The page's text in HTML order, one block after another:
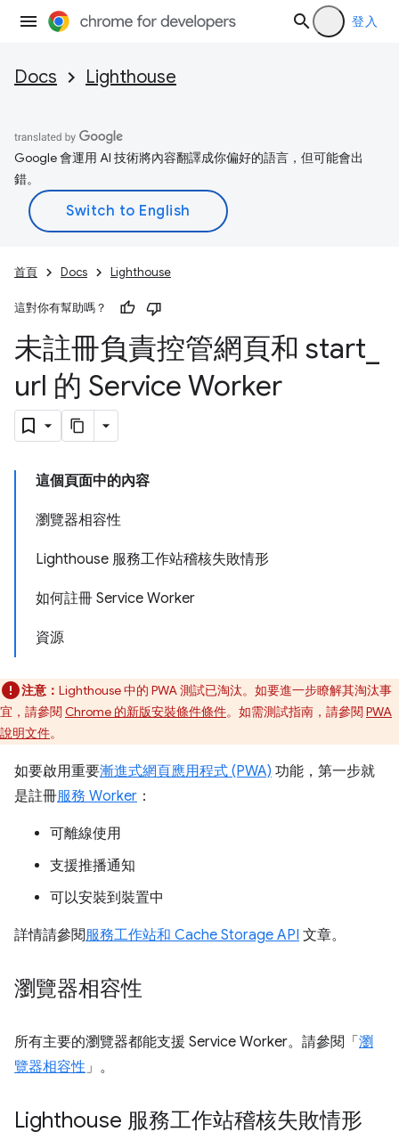
登入
Docs Lighthouse
Google 會運用 AI 技術將內容翻譯成你偏好的語言，但可能會出
錯。
首頁 Docs Lighthouse
這對你有幫助嗎？
未註冊負責控管網頁和 start
url 的 Service Worker
這個頁面中的內容
瀏覽器相容性
Lighthouse 服務工作站稽核失敗情形
如何註冊 Service Worker
資源
注意： Lighthouse 中的 PWA 測試已淘汰。如要進一步瞭解其淘汰事
宜，請參閱 Chrome 的新版安裝條件條件。如需測試指南，請參閱 PWA
說明文件。
如要啟用重要漸進式網頁應用程式 (PWA) 功能，第一步就
是註冊服務 Worker ：
可離線使用
支援推播通知
可以安裝到裝置中
詳情請參閱服務工作站和 Cache Storage API 文章。
瀏覽器相容性
所有主要的瀏覽器都能支援 Service Worker。請參閱「 瀏
覽器相容性」。
Lighthouse 服務工作站稽核失敗情形